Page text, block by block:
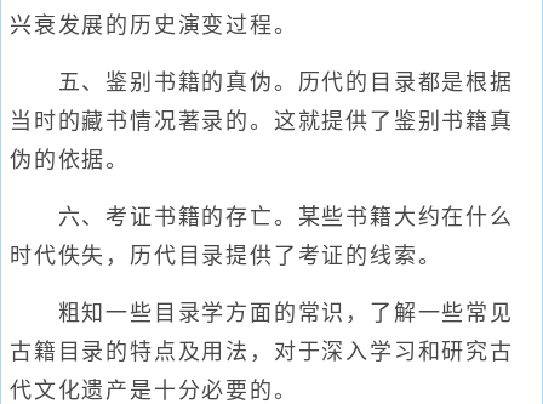
兴衰发展的历史演变过程。
五、鉴别书籍的真伪。历代的目录都是根据
当时的藏书情况著录的。这就提供了鉴别书籍真
伪的依据。
六、考证书籍的存亡。某些书籍大约在什么
时代佚失，历代目录提供了考证的线索。
粗知一些目录学方面的常识，了解一些常见
古籍目录的特点及用法，对于深入学习和研究古
代文化遗产是十分必要的。